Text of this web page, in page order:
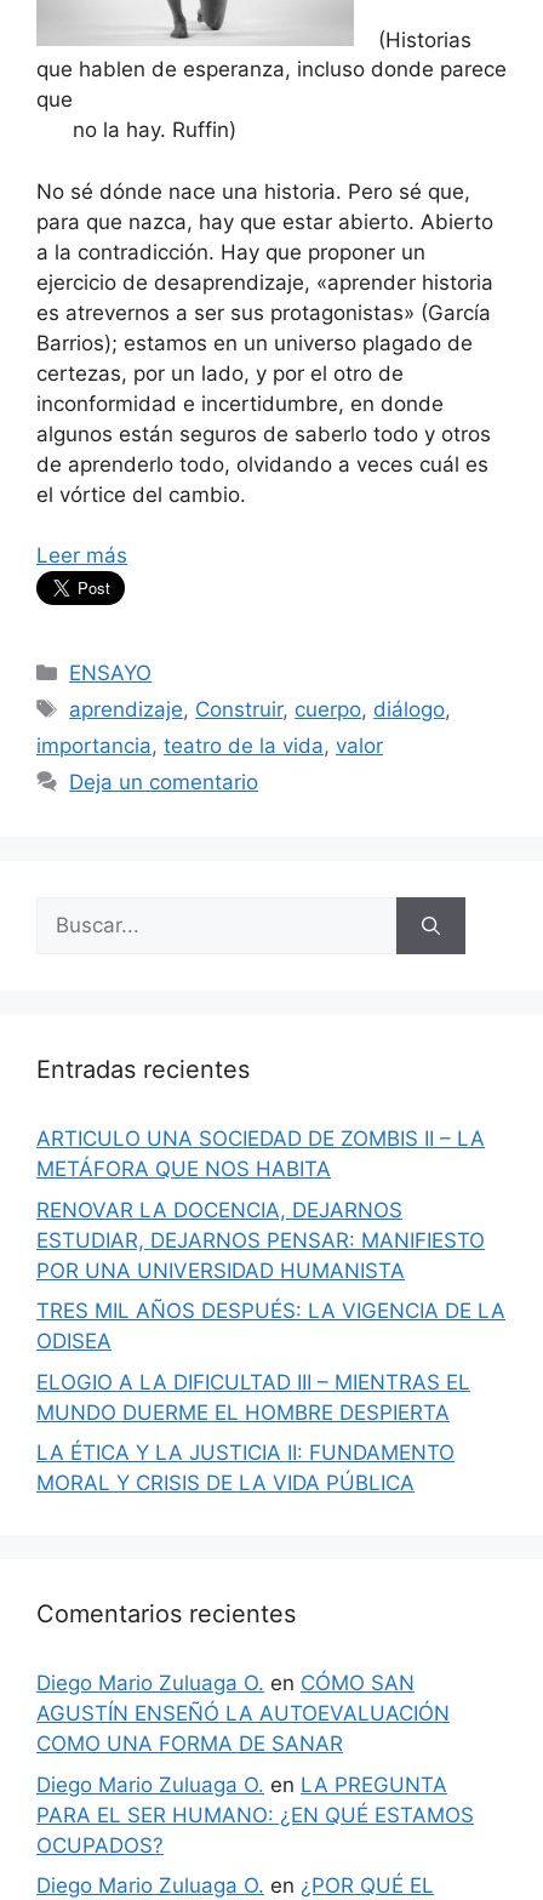
(Historias
que hablen de esperanza, incluso donde parece
que
no la hay. Ruffin)
No sé dónde nace una historia. Pero sé que,
para que nazca, hay que estar abierto. Abierto
a la contradicción. Hay que proponer un
ejercicio de desaprendizaje, «aprender historia
es atrevernos a ser sus protagonistas» (García
Barrios); estamos en un universo plagado de
certezas, por un lado, y por el otro de
inconformidad e incertidumbre, en donde
algunos están seguros de saberlo todo y otros
de aprenderlo todo, olvidando a veces cuál es
el vórtice del cambio.
Leer más
Categorías
ENSAYO
Etiquetas
aprendizaje, Construir, cuerpo, diálogo,
importancia, teatro de la vida, valor
Deja un comentario
Buscar:
Entradas recientes
ARTICULO UNA SOCIEDAD DE ZOMBIS II – LA
METÁFORA QUE NOS HABITA
RENOVAR LA DOCENCIA, DEJARNOS
ESTUDIAR, DEJARNOS PENSAR: MANIFIESTO
POR UNA UNIVERSIDAD HUMANISTA
TRES MIL AÑOS DESPUÉS: LA VIGENCIA DE LA
ODISEA
ELOGIO A LA DIFICULTAD III – MIENTRAS EL
MUNDO DUERME EL HOMBRE DESPIERTA
LA ÉTICA Y LA JUSTICIA II: FUNDAMENTO
MORAL Y CRISIS DE LA VIDA PÚBLICA
Comentarios recientes
Diego Mario Zuluaga O. en CÓMO SAN
AGUSTÍN ENSEÑÓ LA AUTOEVALUACIÓN
COMO UNA FORMA DE SANAR
Diego Mario Zuluaga O. en LA PREGUNTA
PARA EL SER HUMANO: ¿EN QUÉ ESTAMOS
OCUPADOS?
Diego Mario Zuluaga O. en ¿POR QUÉ EL